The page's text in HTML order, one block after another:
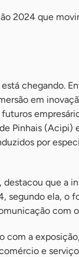
2024 que
chegando.
em
Pinhais (Acipi)
por
que a
segundo ela, o
com
a
e